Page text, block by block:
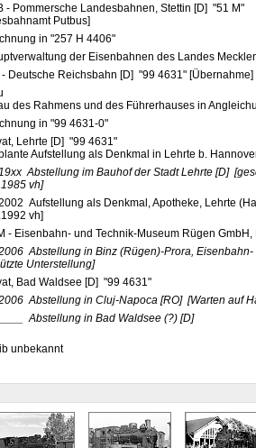
- Pommersche Landesbahnen, Stettin [D] "51 M"
Putbus]
in "257 H 4406"
der Eisenbahnen des Landes
- Deutsche Reichsbahn [D] "99 4631" [Übernahme]
des Rahmens und des Führerhauses in
in "99 4631-0"
Lehrte [D] "99 4631"
Aufstellung als Denkmal in Lehrte b.
Abstellung im Bauhof der Stadt Lehrte [D]
vh]
Aufstellung als Denkmal, Apotheke, Lehrte
vh]
- Eisenbahn- und Technik-Museum Rügen
Abstellung in Binz (Rügen)-Prora,
Unterstellung]
Bad Waldsee [D] "99 4631"
Abstellung in Cluj-Napoca [RO] [Warten auf
Abstellung in Bad Waldsee (?) [D]
unbekannt